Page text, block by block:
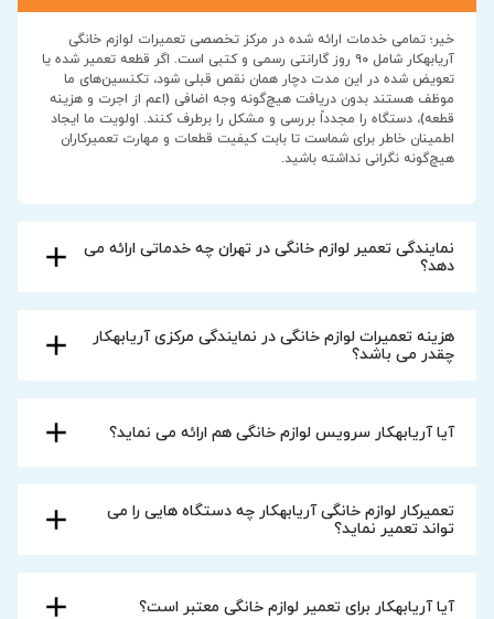
خیر؛ تمامی خدمات ارائه شده در مرکز تخصصی تعمیرات لوازم خانگی
آریابهکار شامل ۹۰ روز گارانتی رسمی و کتبی است. اگر قطعه تعمیر شده یا
تعویض شده در این مدت دچار همان نقص قبلی شود، تکنسین‌های ما
موظف هستند بدون دریافت هیچ‌گونه وجه اضافی (اعم از اجرت و هزینه
قطعه)، دستگاه را مجدداً بررسی و مشکل را برطرف کنند. اولویت ما ایجاد
اطمینان خاطر برای شماست تا بابت کیفیت قطعات و مهارت تعمیرکاران
هیچ‌گونه نگرانی نداشته باشید.
نمایندگی تعمیر لوازم خانگی در تهران چه خدماتی ارائه می
دهد؟
هزینه تعمیرات لوازم خانگی در نمایندگی مرکزی آریابهکار
چقدر می باشد؟
آیا آریابهکار سرویس لوازم خانگی هم ارائه می نماید؟
تعمیرکار لوازم خانگی آریابهکار چه دستگاه هایی را می
تواند تعمیر نماید؟
آیا آریابهکار برای تعمیر لوازم خانگی معتبر است؟